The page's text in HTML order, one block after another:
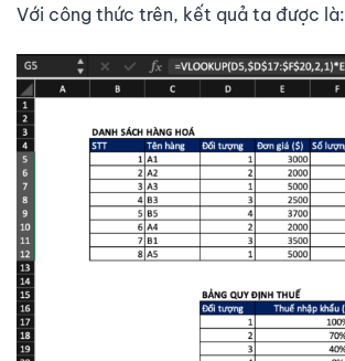
Với công thức trên, kết quả ta được là: